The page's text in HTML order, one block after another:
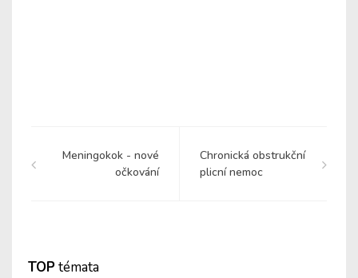
Meningokok - nové
očkování
Chronická obstrukční
plicní nemoc
TOPtémata